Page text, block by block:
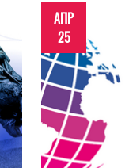
АПР
25